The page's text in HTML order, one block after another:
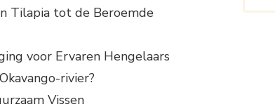
Tilapia tot de Beroemde
voor Ervaren Hengelaars
rivier?
Vissen